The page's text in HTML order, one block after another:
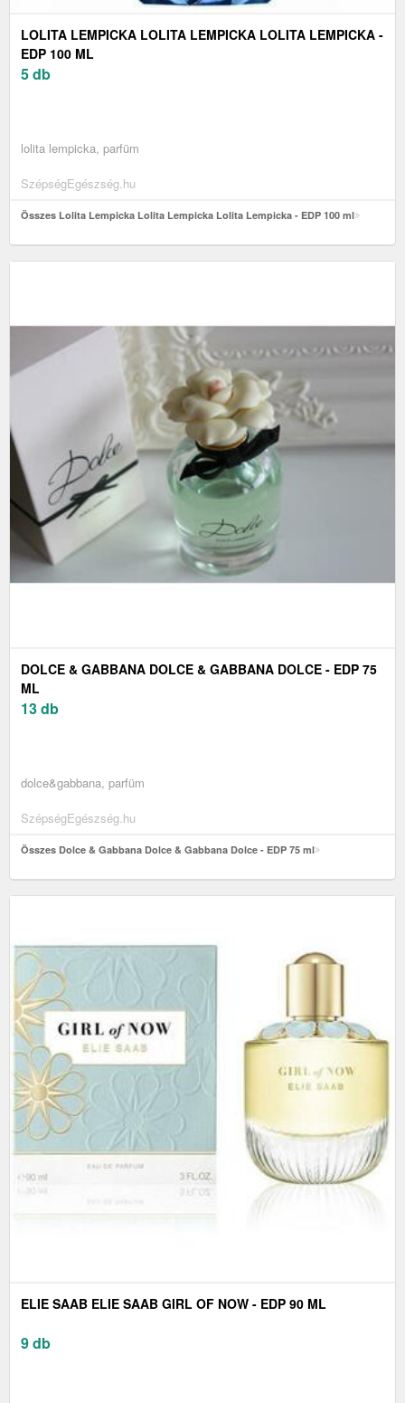
LOLITA LEMPICKA LOLITA LEMPICKA LOLITA LEMPICKA -
EDP 100 ML
5 db
lolita lempicka, parfüm
SzépségEgészség.hu
Összes Lolita Lempicka Lolita Lempicka Lolita Lempicka - EDP 100 ml
DOLCE & GABBANA DOLCE & GABBANA DOLCE - EDP 75
ML
13 db
dolce&gabbana, parfüm
SzépségEgészség.hu
Összes Dolce & Gabbana Dolce & Gabbana Dolce - EDP 75 ml
ELIE SAAB ELIE SAAB GIRL OF NOW - EDP 90 ML
9 db